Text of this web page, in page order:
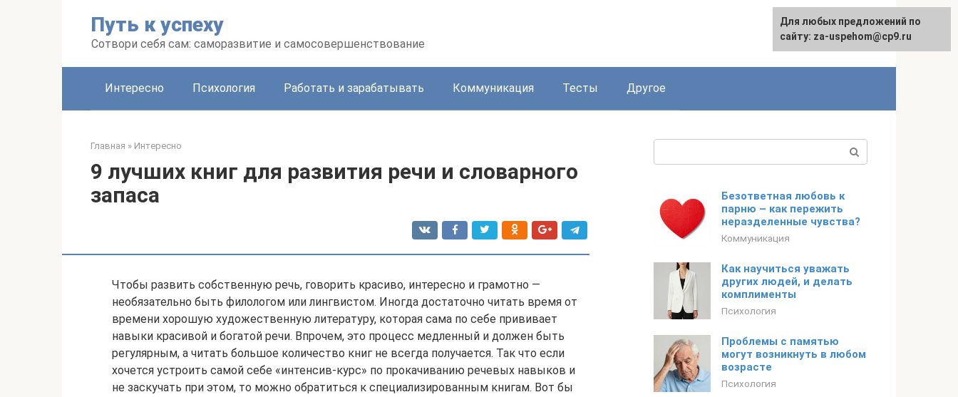
Путь к успеху
Сотвори себя сам: саморазвитие и самосовершенствование
English
Интересно Психология Работать и зарабатывать Коммуникация Тесты Другое
Главная » Интересно
9 лучших книг для развития речи и словарного
запаса
Чтобы развить собственную речь, говорить красиво, интересно и грамотно —
необязательно быть филологом или лингвистом. Иногда достаточно читать время от
времени хорошую художественную литературу, которая сама по себе прививает
навыки красивой и богатой речи. Впрочем, это процесс медленный и должен быть
регулярным, а читать большое количество книг не всегда получается. Так что если
хочется устроить самой себе «интенсив-курс» по прокачиванию речевых навыков и
не заскучать при этом, то можно обратиться к специализированным книгам. Вот бы
Безответная любовь к
парню – как пережить
неразделенные чувства?
Коммуникация
Как научиться уважать
других людей, и делать
комплименты
Психология
Проблемы с памятью
могут возникнуть в любом
возрасте
Психология
Для любых предложений по
сайту: za-uspehom@cp9.ru